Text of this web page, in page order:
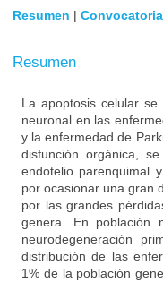
Resumen | Convocatoria
Resumen
La apoptosis celular
neuronal en las
y la enfermedad de
disfunción orgánica,
endotelio parenquimal
por ocasionar una gran
por las grandes
genera. En población
neurodegeneración
distribución de las
1% de la población